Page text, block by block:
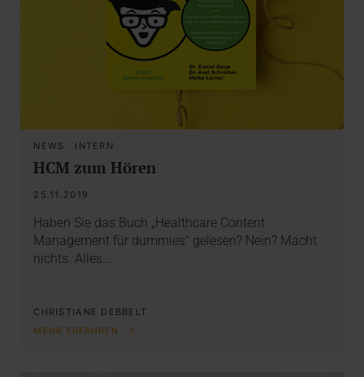
NEWS · INTERN
HCM zum Hören
25.11.2019
Haben Sie das Buch „Healthcare Content
Management für dummies“ gelesen? Nein? Macht
nichts. Alles…
CHRISTIANE DEBBELT
MEHR ERFAHREN